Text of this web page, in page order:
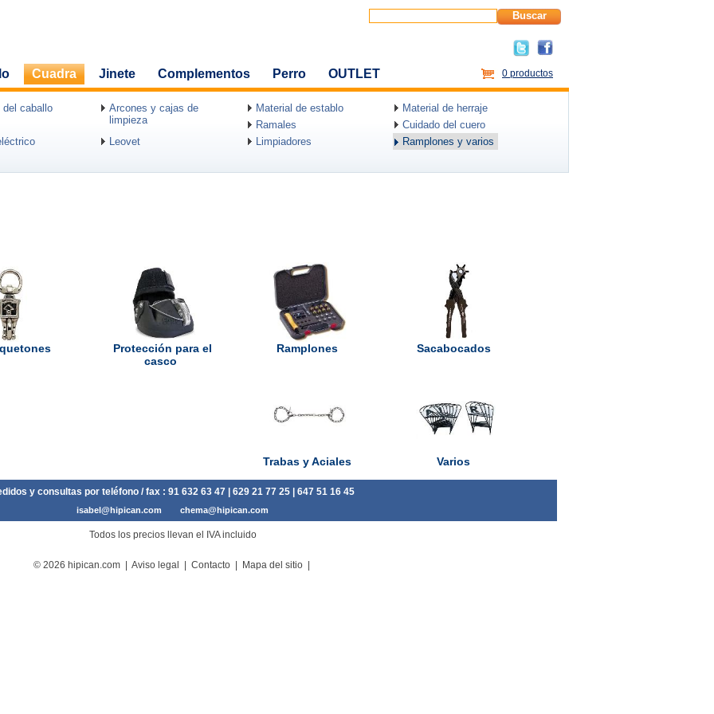
Buscar
Cuadra Jinete Complementos Perro OUTLET 0 productos
del caballo
Arcones y cajas de
limpieza
Material de establo
Material de herraje
Ramales
Cuidado del cuero
Leovet Limpiadores Ramplones y varios
Protección para el
casco
Ramplones Sacabocados
Trabas y Aciales Varios
y consultas por teléfono / fax : 91 632 63 47 | 629 21 77 25 | 647 51 16 45
isabel@hipican.com chema@hipican.com
Todos los precios llevan el IVA incluido
© 2026 hipican.com | Aviso legal Contacto| Mapa del sitio|